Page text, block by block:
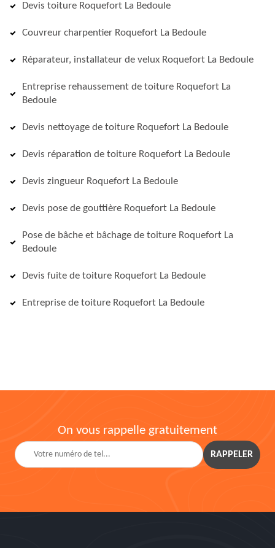
Devis toiture Roquefort La Bedoule
Couvreur charpentier Roquefort La Bedoule
Réparateur, installateur de velux Roquefort La Bedoule
Entreprise rehaussement de toiture Roquefort La
Bedoule
Devis nettoyage de toiture Roquefort La Bedoule
Devis réparation de toiture Roquefort La Bedoule
Devis zingueur Roquefort La Bedoule
Devis pose de gouttière Roquefort La Bedoule
Pose de bâche et bâchage de toiture Roquefort La
Bedoule
Devis fuite de toiture Roquefort La Bedoule
Entreprise de toiture Roquefort La Bedoule
On vous rappelle gratuitement